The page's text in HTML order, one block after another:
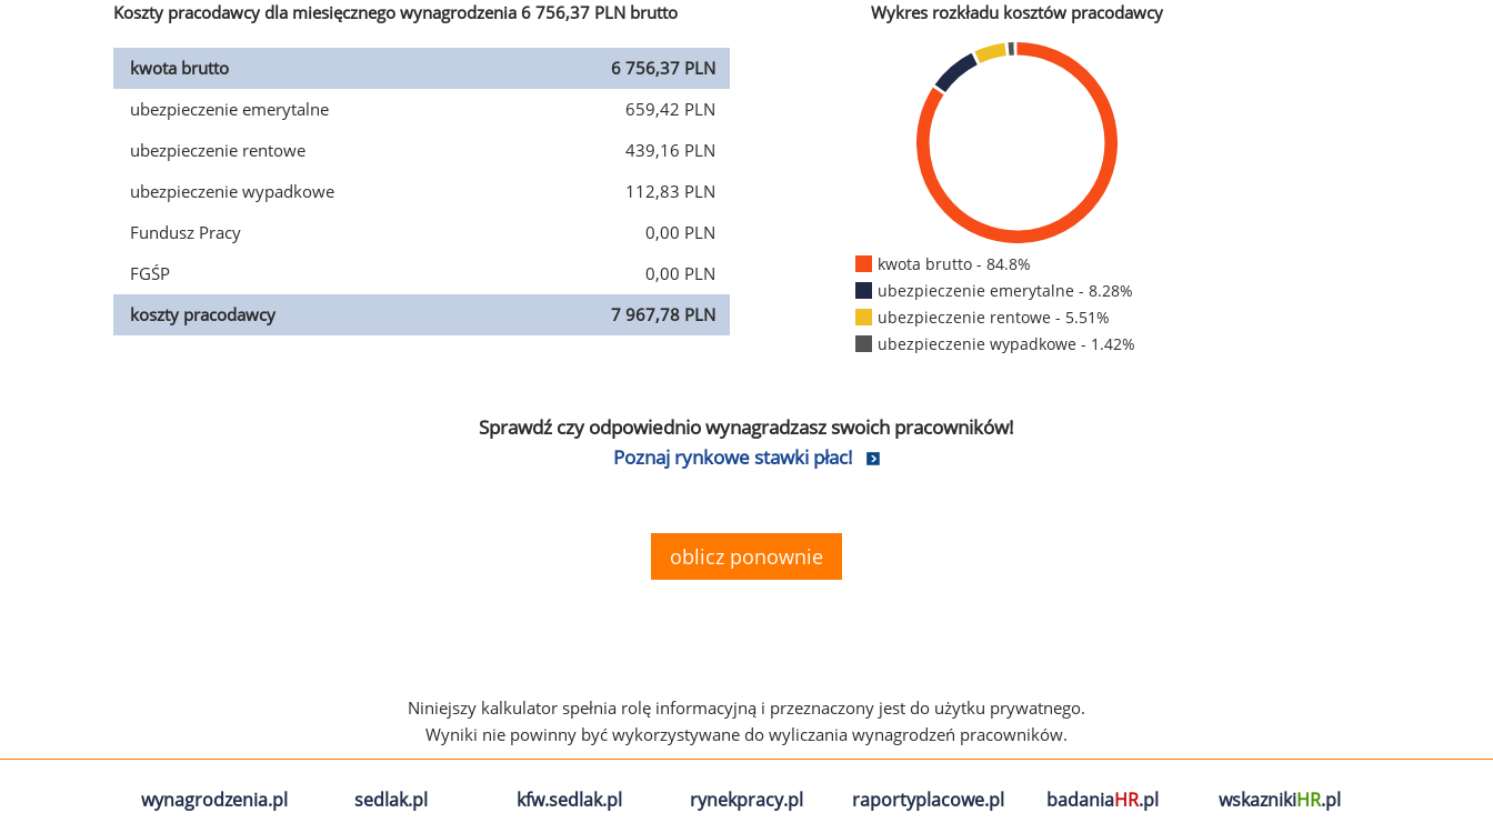
Koszty pracodawcy dla miesięcznego wynagrodzenia 6 756,37 PLN brutto
kwota brutto
6 756,37 PLN
ubezpieczenie emerytalne
659,42 PLN
ubezpieczenie rentowe
439,16 PLN
ubezpieczenie wypadkowe
112,83 PLN
Fundusz Pracy
0,00 PLN
FGŚP
0,00 PLN
koszty pracodawcy
7 967,78 PLN
Wykres rozkładu kosztów pracodawcy
kwota brutto - 84.8%
ubezpieczenie emerytalne - 8.28%
ubezpieczenie rentowe - 5.51%
ubezpieczenie wypadkowe - 1.42%
Sprawdź czy odpowiednio wynagradzasz swoich pracowników!
Poznaj rynkowe stawki płac!
oblicz ponownie
Niniejszy kalkulator spełnia rolę informacyjną i przeznaczony jest do użytku prywatnego.
Wyniki nie powinny być wykorzystywane do wyliczania wynagrodzeń pracowników.
wynagrodzenia.pl sedlak.pl kfw.sedlak.pl rynekpracy.pl raportyplacowe.pl badaniaHR.pl wskaznikiHR.pl